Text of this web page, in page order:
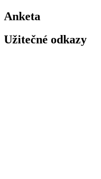
Anketa
Užitečné odkazy